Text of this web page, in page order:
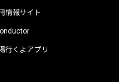
情報サイト
行くよアプリ